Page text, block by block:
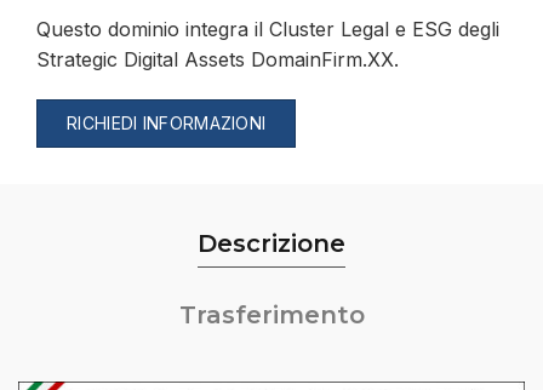
Questo dominio integra il Cluster Legal e ESG degli
Strategic Digital Assets DomainFirm.XX.
RICHIEDI INFORMAZIONI
Descrizione
Trasferimento